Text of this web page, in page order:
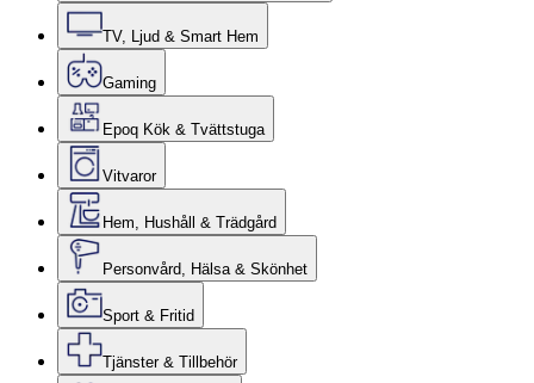
TV, Ljud & Smart Hem
Gaming
Epoq Kök & Tvättstuga
Vitvaror
Hem, Hushåll & Trädgård
Personvård, Hälsa & Skönhet
Sport & Fritid
Tjänster & Tillbehör